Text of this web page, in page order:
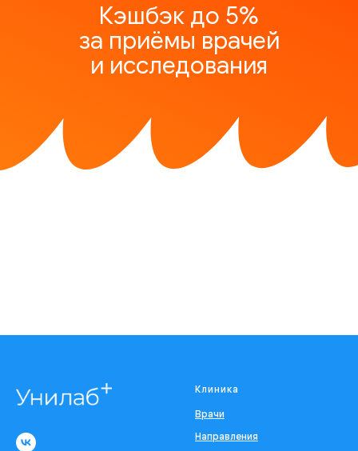
Кэшбэк до 5%
за приёмы врачей
и исследования
Клиника
Врачи
Направления